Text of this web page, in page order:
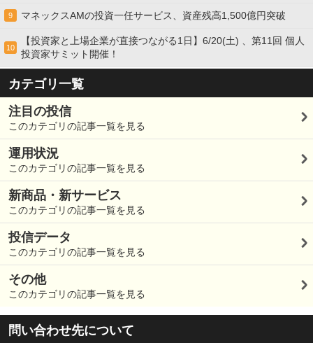
9 マネックスAMの投資一任サービス、資産残高1,500億円突破
10
【投資家と上場企業が直接つながる1日】6/20(土) 、第11回 個人
投資家サミット開催！
カテゴリ一覧
注目の投信
このカテゴリの記事一覧を見る
運用状況
このカテゴリの記事一覧を見る
新商品・新サービス
このカテゴリの記事一覧を見る
投信データ
このカテゴリの記事一覧を見る
その他
このカテゴリの記事一覧を見る
問い合わせ先について